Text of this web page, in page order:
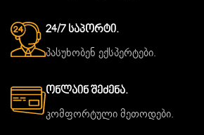
24/7 Საპორტი.
პასუხობენ ექსპერტები.
Ონლაინ Შეძენა.
კომფორტული მეთოდები.